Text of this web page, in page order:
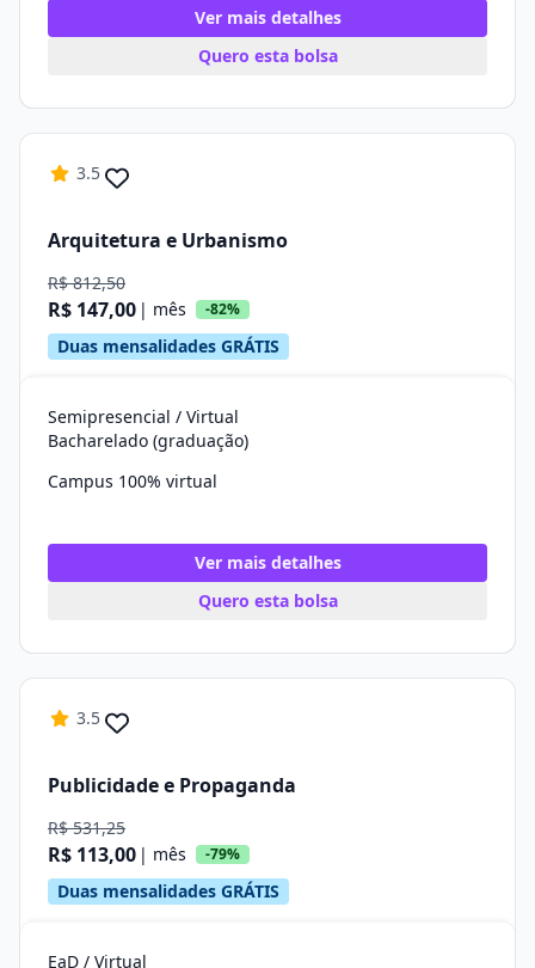
Ver mais detalhes
Quero esta bolsa
3.5
Arquitetura e Urbanismo
R$ 812,50
R$ 147,00 | mês -82%
Duas mensalidades GRÁTIS
Semipresencial / Virtual
Bacharelado (graduação)
Campus 100% virtual
Ver mais detalhes
Quero esta bolsa
3.5
Publicidade e Propaganda
R$ 531,25
R$ 113,00 | mês -79%
Duas mensalidades GRÁTIS
EaD / Virtual